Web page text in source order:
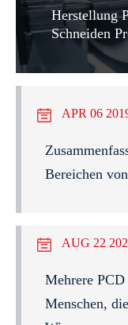
Herstellung
Schneiden
APR 06
Bereichen
AUG 22
Mehrere PCD
Menschen,